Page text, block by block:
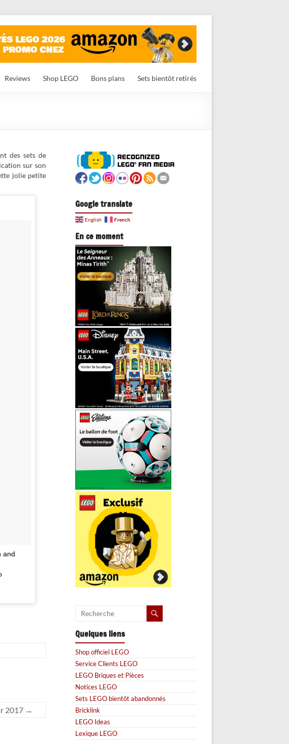
Reviews Shop LEGO Bons plans Sets bientôt retirés
des sets de
sur son
jolie petite
and
2017 →
Google translate
English French
En ce moment
Quelques liens
Shop officiel LEGO
Service Clients LEGO
LEGO Briques et Pièces
Notices LEGO
Sets LEGO bientôt abandonnés
Bricklink
LEGO Ideas
Lexique LEGO